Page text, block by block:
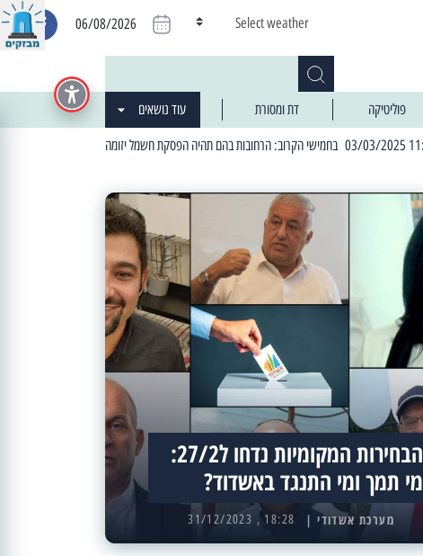
Select weather
06/08/2026
פוליטיקה דת ומסורת עוד נושאים
| 06:19 25/03/2024 "מה חדש בעיר": המדור שבו תתעדכנו על כל מה ש... חדש
הבחירות המקומיות נדחו ל27/2:
מי תמך ומי התנגד באשדוד?
מערכת אשדודי | 18:28 , 31/12/2023